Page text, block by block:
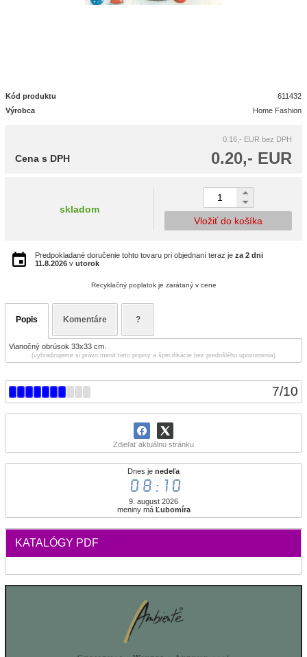
7/10
Zdieľať aktuálnu stránku
Dnes je nedeľa
08:11
9. august 2026
meniny má Ľubomíra
KATALÓGY PDF
Kód produktu
611432
Výrobca
Home Fashion
0.16,- EUR bez DPH
0.20,- EUR
Cena s DPH
skladom
Vložiť do košíka
Predpokladané doručenie tohto tovaru pri objednaní teraz je za 2 dni
11.8.2026 v utorok
Recyklačný poplatok je zarátaný v cene
Popis Komentáre ?
Vianočný obrúsok 33x33 cm.
(vyhradzujeme si právo meniť tieto popisy a špecifikácie bez predošlého upozornenia)